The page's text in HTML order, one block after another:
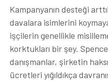
Kampanyanın desteği
davalara isimlerini
işçilerin genellikle
korktukları bir şey.
danışmanlar, şirketin
ücretleri yığıldıkça